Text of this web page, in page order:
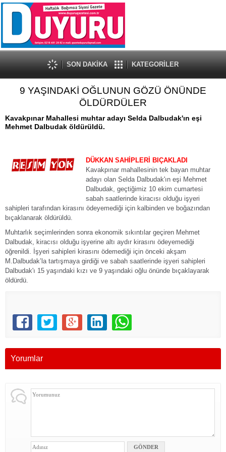
SON DAKİKA KATEGORİLER
9 YAŞINDAKİ OĞLUNUN GÖZÜ ÖNÜNDE
ÖLDÜRDÜLER
Kavakpınar Mahallesi muhtar adayı Selda Dalbudak'ın eşi
Mehmet Dalbudak öldürüldü.
DÜKKAN SAHİPLERİ BIÇAKLADI
Kavakpınar mahallesinin tek bayan muhtar
adayı olan Selda Dalbudak'ın eşi Mehmet
Dalbudak, geçtiğimiz 10 ekim cumartesi
sabah saatlerinde kiracısı olduğu işyeri
sahipleri tarafından kirasını ödeyemediği için kalbinden ve boğazından
bıçaklanarak öldürüldü.
Muhtarlık seçimlerinden sonra ekonomik sıkıntılar geçiren Mehmet
Dalbudak, kiracısı olduğu işyerine altı aydır kirasını ödeyemediği
öğrenildi. İşyeri sahipleri kirasını ödemediği için önceki akşam
M.Dalbudak’la tartışmaya girdiği ve sabah saatlerinde işyeri sahipleri
Dalbudak'ı 15 yaşındaki kızı ve 9 yaşındaki oğlu önünde bıçaklayarak
öldürdü.
Yorumlar